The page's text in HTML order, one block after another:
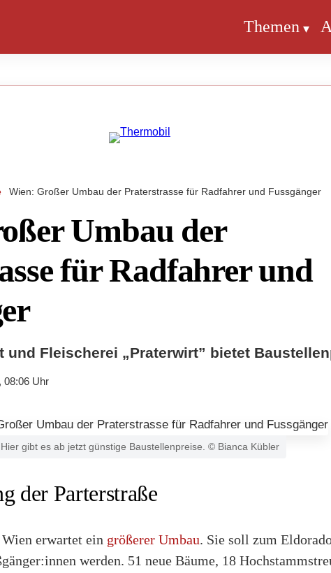
Themen
Wien: Großer Umbau der Praterstrasse für Radfahrer und Fussgänger
Umbau der
für Radfahrer und
und Fleischerei „Praterwirt” bietet
08:06 Uhr
Hier gibt es ab jetzt günstige Baustellenpreise. © Bianca Kübler
der Parterstraße
erwartet ein größerer Umbau. Sie soll zum
werden. 51 neue Bäume, 18